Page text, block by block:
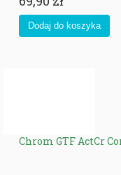
Chrom GTF ActCr